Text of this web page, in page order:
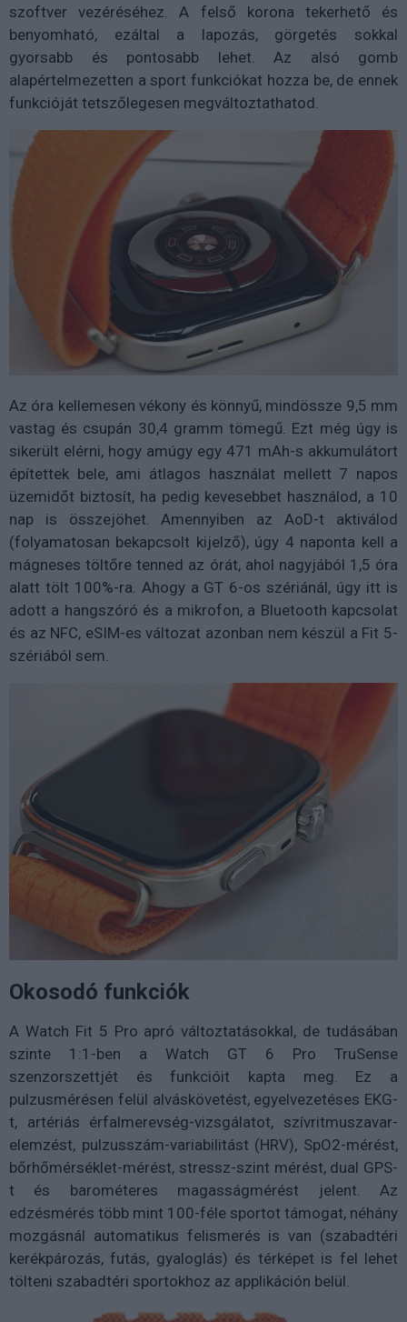
szoftver vezéréséhez. A felső korona tekerhető és
benyomható, ezáltal a lapozás, görgetés sokkal
gyorsabb és pontosabb lehet. Az alsó gomb
alapértelmezetten a sport funkciókat hozza be, de ennek
funkcióját tetszőlegesen megváltoztathatod.
Az óra kellemesen vékony és könnyű, mindössze 9,5 mm
vastag és csupán 30,4 gramm tömegű. Ezt még úgy is
sikerült elérni, hogy amúgy egy 471 mAh-s akkumulátort
építettek bele, ami átlagos használat mellett 7 napos
üzemidőt biztosít, ha pedig kevesebbet használod, a 10
nap is összejöhet. Amennyiben az AoD-t aktiválod
(folyamatosan bekapcsolt kijelző), úgy 4 naponta kell a
mágneses töltőre tenned az órát, ahol nagyjából 1,5 óra
alatt tölt 100%-ra. Ahogy a GT 6-os szériánál, úgy itt is
adott a hangszóró és a mikrofon, a Bluetooth kapcsolat
és az NFC, eSIM-es változat azonban nem készül a Fit 5-
szériából sem.
Okosodó funkciók
A Watch Fit 5 Pro apró változtatásokkal, de tudásában
szinte 1:1-ben a Watch GT 6 Pro TruSense
szenzorszettjét és funkcióit kapta meg. Ez a
pulzusmérésen felül alváskövetést, egyelvezetéses EKG-
t, artériás érfalmerevség-vizsgálatot, szívritmuszavar-
elemzést, pulzusszám-variabilitást (HRV), SpO2-mérést,
bőrhőmérséklet-mérést, stressz-szint mérést, dual GPS-
t és barométeres magasságmérést jelent. Az
edzésmérés több mint 100-féle sportot támogat, néhány
mozgásnál automatikus felismerés is van (szabadtéri
kerékpározás, futás, gyaloglás) és térképet is fel lehet
tölteni szabadtéri sportokhoz az applikáción belül.